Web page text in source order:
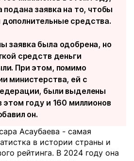
подана заявка на то, чтобы
средства.
заявка была одобрена, но
средств деньги
При этом, помимо
министерства, ей с
были выделены
этом году и 160 миллионов
он.
Асаубаева - самая
в истории страны и
рейтинга. В 2024 году она